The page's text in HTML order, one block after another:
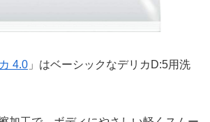
4.0 」はベーシックなデリカD:5用洗